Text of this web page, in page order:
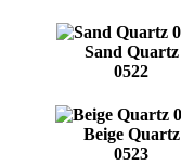
Sand Quartz
0522
Beige Quartz
0523